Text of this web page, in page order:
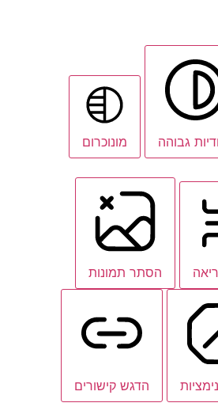
גבוהה
מונוכרום
הסתר תמונות
הדגש קישורים